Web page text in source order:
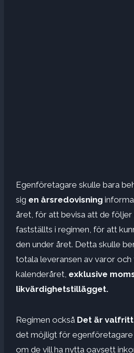
Egenföretagare skulle bara
sig en årsredovisning
året, för att bevisa att de följer
fastställts i regimen, för att
den under året. Detta skulle
totala leveransen av varor och
kalenderåret, exklusive
likvärdighetstillägget.
Regimen också Det är
det möjligt för egenföretagare
om de vill ha nytta oavsett